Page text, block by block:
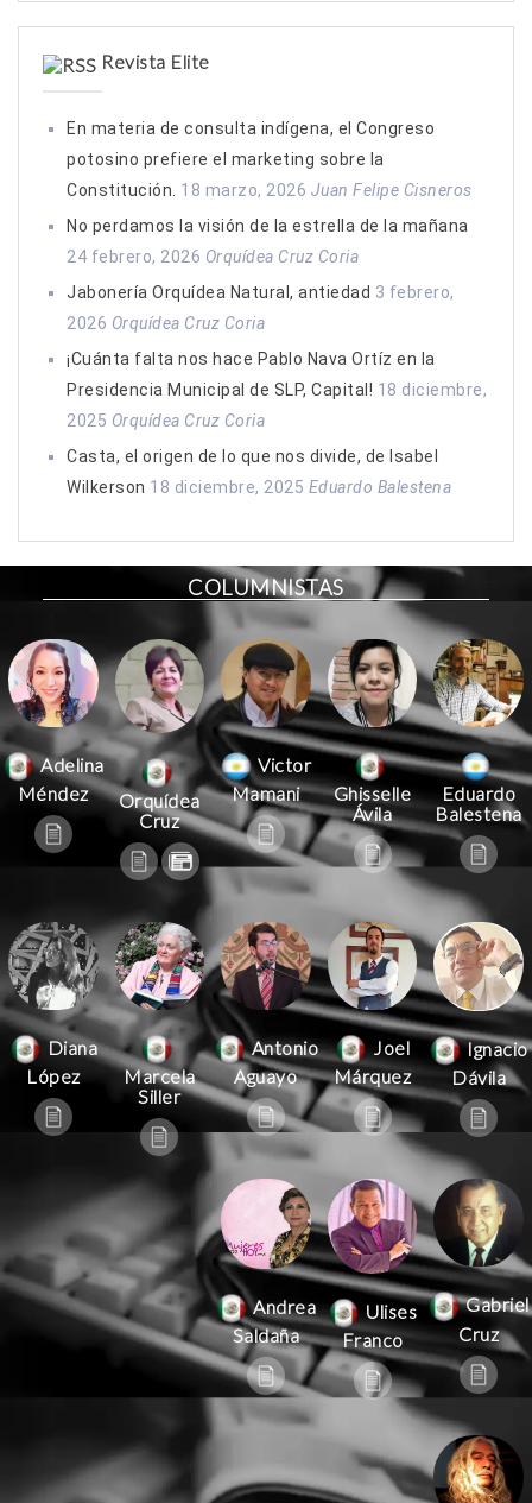
Revista Elite
En materia de consulta indígena, el Congreso
potosino prefiere el marketing sobre la
Constitución. 18 marzo, 2026 Juan Felipe Cisneros
No perdamos la visión de la estrella de la mañana
24 febrero, 2026 Orquídea Cruz Coria
Jabonería Orquídea Natural, antiedad 3 febrero,
2026 Orquídea Cruz Coria
¡Cuánta falta nos hace Pablo Nava Ortíz en la
Presidencia Municipal de SLP, Capital! 18 diciembre,
2025 Orquídea Cruz Coria
Casta, el origen de lo que nos divide, de Isabel
Wilkerson 18 diciembre, 2025 Eduardo Balestena
COLUMNISTAS
Adelina
Méndez
Orquídea
Cruz
Victor
Mamani
Ghisselle
Ávila
Eduardo
Balestena
Diana
López
Marcela
Siller
Antonio
Aguayo
Joel
Márquez
Ignacio
Dávila
Andrea
Saldaña
Ulises
Franco
Gabriel
Cruz